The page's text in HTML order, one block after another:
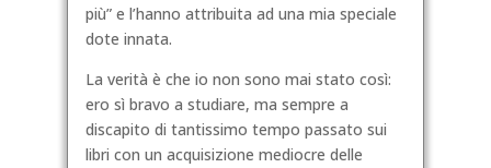
più” e l’hanno attribuita ad una mia speciale
dote innata.
La verità è che io non sono mai stato così:
ero sì bravo a studiare, ma sempre a
discapito di tantissimo tempo passato sui
libri con un acquisizione mediocre delle